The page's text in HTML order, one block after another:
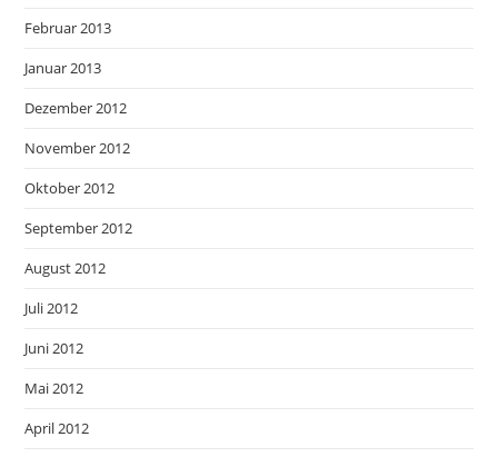
Februar 2013
Januar 2013
Dezember 2012
November 2012
Oktober 2012
September 2012
August 2012
Juli 2012
Juni 2012
Mai 2012
April 2012